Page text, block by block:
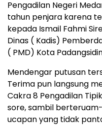
Pengadilan Negeri
tahun penjara karena
kepada Ismail Fahmi
Dinas ( Kadis)
( PMD) Kota
Mendengar putusan
Terima pun langsung
Cakra 8 Pengadilan
sore, sambil
ucapan yang tidak